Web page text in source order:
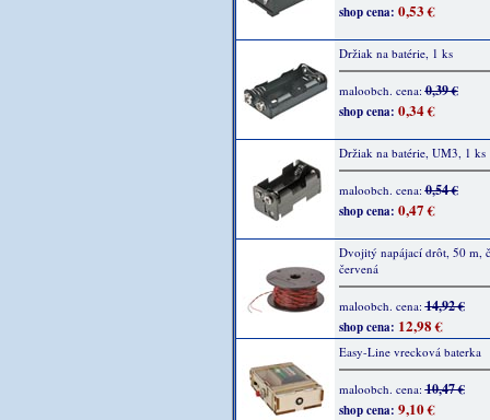
shop cena: 0,53 €
Držiak na batérie, 1 ks
maloobch. cena:0,39 €
shop cena: 0,34 €
Držiak na batérie, UM3, 1 ks
maloobch. cena:0,54 €
shop cena: 0,47 €
Dvojitý napájací drôt, 50 m,
červená
maloobch. cena:14,92 €
shop cena: 12,98 €
Easy-Line vrecková baterka
maloobch. cena:10,47 €
shop cena: 9,10 €